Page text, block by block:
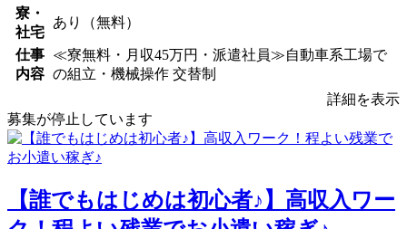
寮・
社宅
あり（無料）
仕事
内容
≪寮無料・月収45万円・派遣社員≫自動車系工場で
の組立・機械操作 交替制
詳細を表示
募集が停止しています
【誰でもはじめは初心者♪】高収入ワー